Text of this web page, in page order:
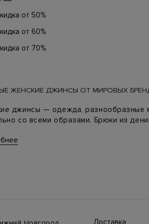
от 50%
от 60%
от 70%
ЖЕНСКИЕ ДЖИНСЫ ОТ МИРОВЫХ
джинсы — одежда, разнообразные
со всеми образами. Брюки из
просто мода, а стиль жизни и must-
— это ваша возможность
Доставка